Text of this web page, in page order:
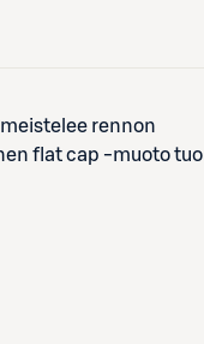
rennon
flat cap -muoto tuo